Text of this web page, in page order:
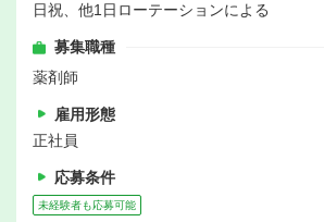
日祝、他1日ローテーションによる
募集職種
薬剤師
雇用形態
正社員
応募条件
未経験者も応募可能